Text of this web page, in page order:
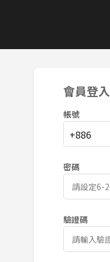
會員登入
帳號
+886
密碼
驗證碼